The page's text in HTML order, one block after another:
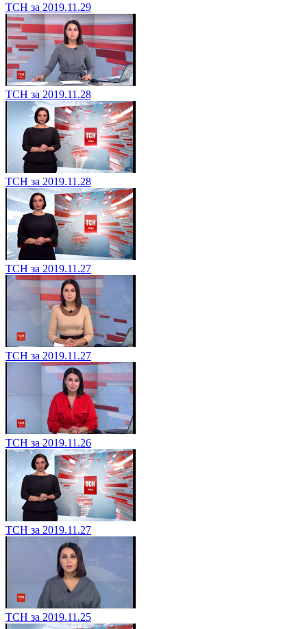
ТСН за 2019.11.29
ТСН за 2019.11.28
ТСН за 2019.11.28
ТСН за 2019.11.27
ТСН за 2019.11.27
ТСН за 2019.11.26
ТСН за 2019.11.27
ТСН за 2019.11.25